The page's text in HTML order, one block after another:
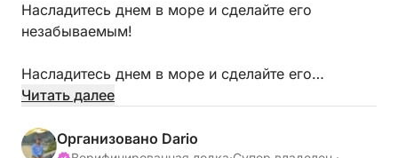
Насладитесь днем в море и сделайте его
незабываемым!
Насладитесь днем в море и сделайте его
незабываемым!
Индивидуальная экскурсия по всему побережью
Читать далее
Организовано Dario